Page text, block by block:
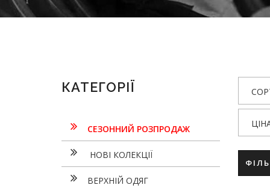
КАТЕГОРІЇ
СЕЗОННИЙ РОЗПРОДАЖ
НОВІ КОЛЕКЦІЇ
ВЕРХНІЙ ОДЯГ